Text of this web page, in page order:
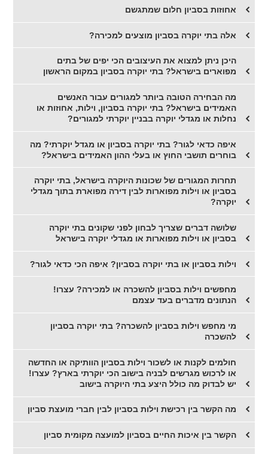
אחוזות בסביון חלום שמתגשם
אלה בתי יוקרה בסביון מוצעים למכירה?
היכן ניתן למצוא את העיצובים הכי יפים של בתים
מפוארים בישראל? בתי יוקרה בסביון במקום הראשון
מה הבחירה הטובה ביותר למגורים עבור האנשים
האמידים בישראל? בתי יוקרה בסביון, וילות, אחוזות או
נחלות או מגדלי יוקרה בבניין יוקרתי למגורים?
איפה כדאי לגור? בתי יוקרה בסביון או מגדל יוקרתי? מה
בוחרים תושבי החוץ או בעלי ההון האמידים בישראל?
תחרות המגורים של שכונות היוקרה בישראל, בתי יוקרה
בסביון או וילות מפוארות לבין דירה מפוארת בתוך מגדלי
יוקרה?
שלושה דברים שצריך לבחון לפני שקונים בתי יוקרה
בסביון או וילות מפוארות או מגדלי יוקרה בישראל
וילות בסביון או בתי יוקרה בסביון? איפה הכי כדאי לגור?
מחפשים וילות בסביון להשכרה או למכירה? עצרו!
הנתונים מדברים בעד עצמם
מי מחפש וילות בסביון להשכרה? בתי יוקרה בסביון
להשכרה
חולמים לקנות או לשכור וילות בסביון הוותיקה או החדשה
או לרכוש מגרשים לבניה בישוב הכי יוקרתי בארץ? עצרו!
יש לבדוק מה כולל היצע בתי היוקרה בישוב
מה הקשר בין רכישת וילות בסביון לבין חברי מועצת סביון
הקשר בין איכות החיים בסביון למועצה מקומית סביון